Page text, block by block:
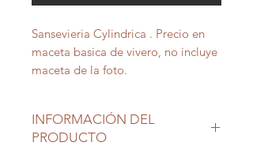
Sansevieria Cylindrica . Precio en
maceta basica de vivero, no incluye
maceta de la foto.
INFORMACIÓN DEL
PRODUCTO